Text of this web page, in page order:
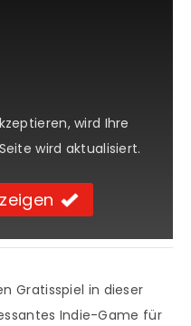
wird Ihre
wird aktualisiert.
Gratisspiel in dieser
Indie-Game für